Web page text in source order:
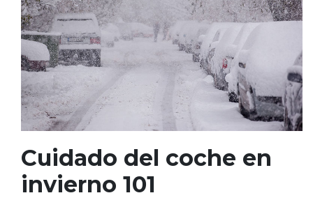
Cuidado del coche en
invierno 101